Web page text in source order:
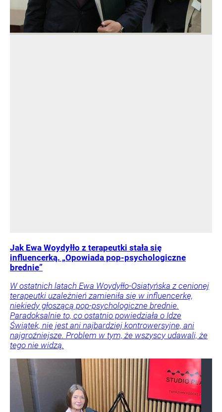
Jak Ewa Woydyłło z terapeutki stała się
influencerką. „Opowiada pop-psychologiczne
brednie”
W ostatnich latach Ewa Woydyłło-Osiatyńska z cenionej
terapeutki uzależnień zamieniła się w influencerkę,
niekiedy głoszącą pop-psychologiczne brednie.
Paradoksalnie to, co ostatnio powiedziała o Idze
Świątek, nie jest ani najbardziej kontrowersyjne, ani
najgroźniejsze. Problem w tym, że wszyscy udawali, że
tego nie widzą.